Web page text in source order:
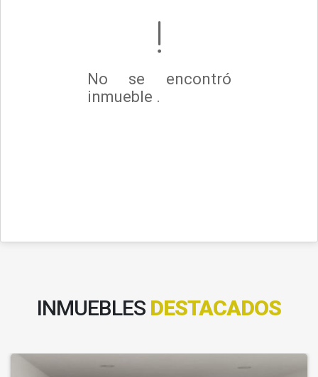
No se encontró
inmueble .
INMUEBLES DESTACADOS